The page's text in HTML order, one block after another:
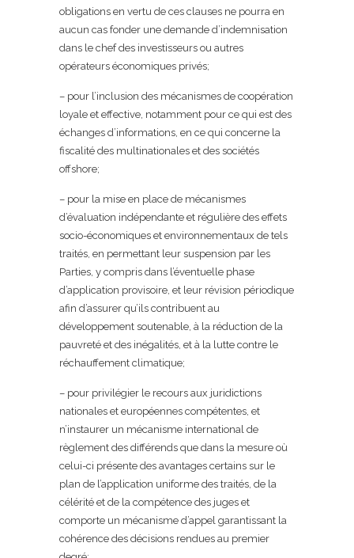
obligations en vertu de ces clauses ne pourra en
aucun cas fonder une demande d’indemnisation
dans le chef des investisseurs ou autres
opérateurs économiques privés;
– pour l’inclusion des mécanismes de coopération
loyale et effective, notamment pour ce qui est des
échanges d’informations, en ce qui concerne la
fiscalité des multinationales et des sociétés
offshore;
– pour la mise en place de mécanismes
d’évaluation indépendante et régulière des effets
socio-économiques et environnementaux de tels
traités, en permettant leur suspension par les
Parties, y compris dans l’éventuelle phase
d’application provisoire, et leur révision périodique
afin d’assurer qu’ils contribuent au
développement soutenable, à la réduction de la
pauvreté et des inégalités, et à la lutte contre le
réchauffement climatique;
– pour privilégier le recours aux juridictions
nationales et européennes compétentes, et
n’instaurer un mécanisme international de
règlement des différends que dans la mesure où
celui-ci présente des avantages certains sur le
plan de l’application uniforme des traités, de la
célérité et de la compétence des juges et
comporte un mécanisme d’appel garantissant la
cohérence des décisions rendues au premier